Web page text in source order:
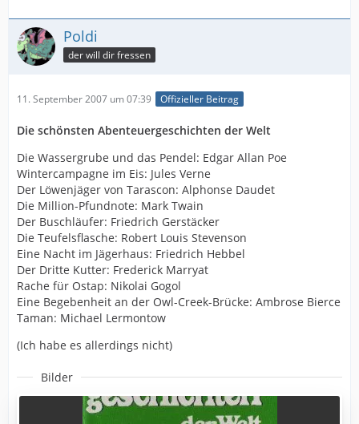
Poldi
der will dir fressen
11. September 2007 um 07:39 Offizieller Beitrag
Die schönsten Abenteuergeschichten der Welt
Die Wassergrube und das Pendel: Edgar Allan Poe
Wintercampagne im Eis: Jules Verne
Der Löwenjäger von Tarascon: Alphonse Daudet
Die Million-Pfundnote: Mark Twain
Der Buschläufer: Friedrich Gerstäcker
Die Teufelsflasche: Robert Louis Stevenson
Eine Nacht im Jägerhaus: Friedrich Hebbel
Der Dritte Kutter: Frederick Marryat
Rache für Ostap: Nikolai Gogol
Eine Begebenheit an der Owl-Creek-Brücke: Ambrose Bierce
Taman: Michael Lermontow
(Ich habe es allerdings nicht)
Bilder